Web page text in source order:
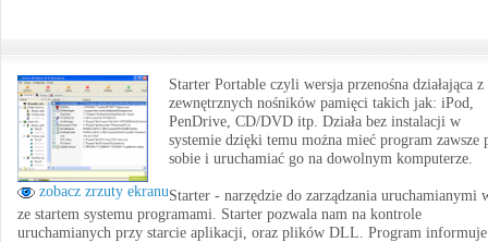
zobacz zrzuty ekranu
Starter Portable czyli wersja przenośna działająca z
zewnętrznych nośników pamięci takich jak: iPod,
PenDrive, CD/DVD itp. Działa bez instalacji w
systemie dzięki temu można mieć program zawsze
sobie i uruchamiać go na dowolnym komputerze.
Starter - narzędzie do zarządzania uruchamianymi
ze startem systemu programami. Starter pozwala nam na kontrole
uruchamianych przy starcie aplikacji, oraz plików DLL. Program informuje